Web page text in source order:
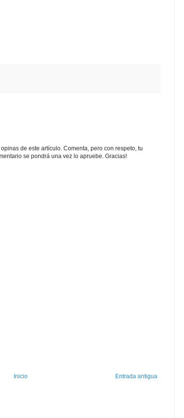
de este artículo. Comenta, pero con respeto, tu
se pondrá una vez lo apruebe. Gracias!
Entrada antigua
Inicio